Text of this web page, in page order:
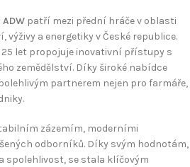
ADW patří mezi přední hráče v oblasti
výživy a energetiky v České republice.
25 let propojuje inovativní přístupy s
zemědělství. Díky široké nabídce
partnerem nejen pro farmáře,
zázemím, moderními
odborníků. Díky svým hodnotám,
spolehlivost, se stala klíčovým